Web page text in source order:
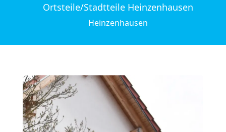
Ortsteile/Stadtteile Heinzenhausen
Heinzenhausen